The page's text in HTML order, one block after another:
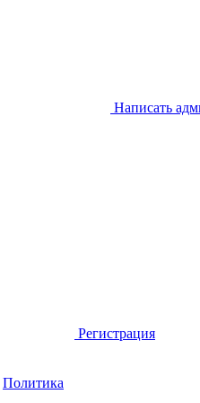
Написать
Регистрация
Политика